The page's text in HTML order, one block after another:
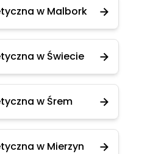
w Malbork
w Świecie
w Śrem
w Mierzyn